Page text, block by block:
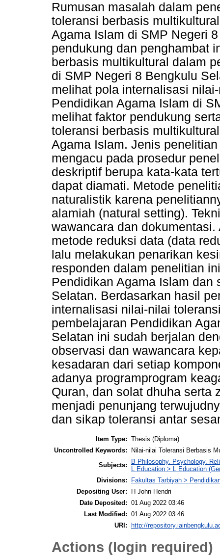
Rumusan masalah dalam
toleransi berbasis
Agama Islam di SMP Negeri
pendukung dan penghambat
berbasis multikultural dalam
di SMP Negeri 8 Bengkulu
melihat pola internalisasi
Pendidikan Agama Islam di
melihat faktor pendukung
toleransi berbasis
Agama Islam. Jenis
mengacu pada prosedur
deskriptif berupa kata-kata
dapat diamati. Metode
naturalistik karena
alamiah (natural setting).
wawancara dan
metode reduksi data (data
lalu melakukan penarikan
responden dalam penelitian
Pendidikan Agama Islam
Selatan. Berdasarkan hasil
internalisasi nilai-nilai
pembelajaran Pendidikan
Selatan ini sudah berjalan
observasi dan wawancara
kesadaran dari setiap
adanya programprogram
Quran, dan solat dhuha serta
menjadi penunjang
dan sikap toleransi antar
Item Type: Thesis (Diploma)
Uncontrolled Keywords:
Nilai-nilai Toleransi Berbasis
Subjects:
B Philosophy. Psychology.
L Education > L Education
Divisions:
Fakultas Tarbiyah >
Depositing User:
H John Hendri
Date Deposited: 01 Aug 2022 03:46
Last Modified: 01 Aug 2022 03:46
URI:
http://
Actions (login required)